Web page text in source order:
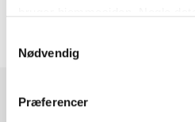
markedsføring. Du bestemmer
Nødvendig
Præferencer